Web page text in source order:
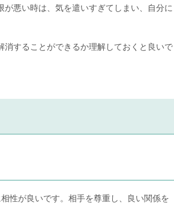
悪い時は、気を遣いすぎてしまい、自分に
することができるか理解しておくと良いで
性が良いです。相手を尊重し、良い関係を